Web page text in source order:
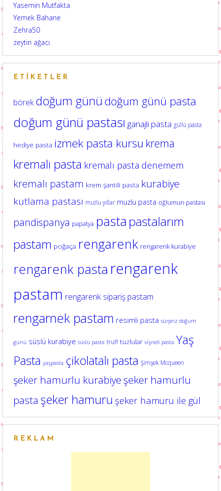
Yasemin Mutfakta
Yemek Bahane
Zehra50
zeytin ağacı
ETIKETLER
börek doğum günüdoğum günü pasta
doğum günü pastası ganajlı pasta güllü pasta
hediye pasta izmek pasta kursu krema
kremalı pasta kremalı pasta denemem
kremalı pastam krem şantili pasta kurabiye
kutlama pastası mutlu yıllar muzlu pasta oğlumun pastası
pandispanya papatya pasta pastalarım
pastam poğaça rengarenk rengarenk kurabiye
rengarenk pasta rengarenk
pastam rengarenk sipariş pastam
rengarnek pastam resimli pasta sürpriz doğum
günü süslü kurabiye süslü pasta truff tuzlular vişneli pasta Yaş
Pasta yaşpasta çikolatalı pasta Şimşek Mcqueen
şeker hamurlu kurabiye şeker hamurlu
pasta şeker hamuru şeker hamuru ile gül
REKLAM